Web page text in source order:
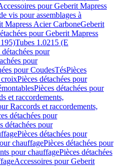
pour Geberit Mapress
vis pour assemblages à
Mapress Acier CarboneGeberit
pour Geberit Mapress
Tubes 1.0215 (E
détachées pour
pour
pour CoudesTésPièces
croixPièces détachées pour
Pièces détachées pour
et raccordements,
Raccords et raccordements,
détachées pour
détachées pour
Pièces détachées pour
chauffagePièces détachées pour
pour chauffagePièces détachées
Accessoires pour Geberit